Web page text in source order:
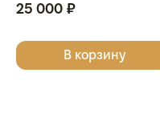
25 000 ₽
В корзину